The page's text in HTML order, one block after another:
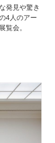
発見や驚き
4人のアー
覧会。